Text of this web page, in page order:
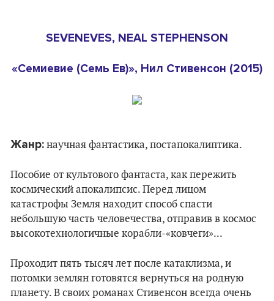
SEVENEVES, NEAL STEPHENSON
«Семиевие (Семь Ев)», Нил Стивенсон (2015)
Жанр: научная фантастика, постапокалиптика.
Пособие от культового фантаста, как пережить
космический апокалипсис. Перед лицом
катастрофы Земля находит способ спасти
небольшую часть человечества, отправив в космос
высокотехнологичные корабли-«ковчеги»...
Проходит пять тысяч лет после катаклизма, и
потомки землян готовятся вернуться на родную
планету. В своих романах Стивенсон всегда очень